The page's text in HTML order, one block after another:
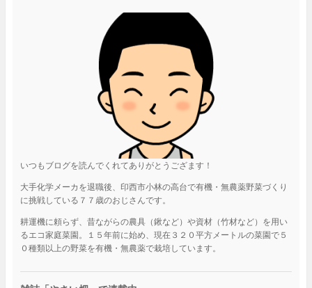
いつもブログを読んでくれてありがとうござます！
大手化学メーカを退職後、印西市小林の高台で有機・無農薬野菜づくり
に挑戦している７７歳のおじさんです。
耕運機に頼らず、昔ながらの農具（鍬など）や資材（竹材など）を用い
るエコ家庭菜園。１５年前に始め、現在３２０平方メートルの菜園で５
０種類以上の野菜を有機・無農薬で栽培しています。